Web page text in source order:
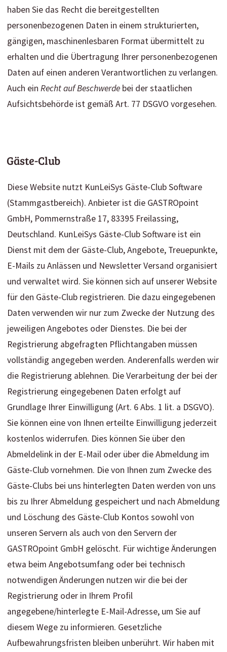
haben Sie das Recht die bereitgestellten
personenbezogenen Daten in einem strukturierten,
gängigen, maschinenlesbaren Format übermittelt zu
erhalten und die Übertragung Ihrer personenbezogenen
Daten auf einen anderen Verantwortlichen zu verlangen.
Auch einRecht auf Beschwerde bei der staatlichen
Aufsichtsbehörde ist gemäß Art. 77 DSGVO vorgesehen.
Gäste-Club
Diese Website nutzt KunLeiSys Gäste-Club Software
(Stammgastbereich). Anbieter ist die GASTROpoint
GmbH, Pommernstraße 17, 83395 Freilassing,
Deutschland. KunLeiSys Gäste-Club Software ist ein
Dienst mit dem der Gäste-Club, Angebote, Treuepunkte,
E-Mails zu Anlässen und Newsletter Versand organisiert
und verwaltet wird. Sie können sich auf unserer Website
für den Gäste-Club registrieren. Die dazu eingegebenen
Daten verwenden wir nur zum Zwecke der Nutzung des
jeweiligen Angebotes oder Dienstes. Die bei der
Registrierung abgefragten Pflichtangaben müssen
vollständig angegeben werden. Anderenfalls werden wir
die Registrierung ablehnen. Die Verarbeitung der bei der
Registrierung eingegebenen Daten erfolgt auf
Grundlage Ihrer Einwilligung (Art. 6 Abs. 1 lit. a DSGVO).
Sie können eine von Ihnen erteilte Einwilligung jederzeit
kostenlos widerrufen. Dies können Sie über den
Abmeldelink in der E-Mail oder über die Abmeldung im
Gäste-Club vornehmen. Die von Ihnen zum Zwecke des
Gäste-Clubs bei uns hinterlegten Daten werden von uns
bis zu Ihrer Abmeldung gespeichert und nach Abmeldung
und Löschung des Gäste-Club Kontos sowohl von
unseren Servern als auch von den Servern der
GASTROpoint GmbH gelöscht. Für wichtige Änderungen
etwa beim Angebotsumfang oder bei technisch
notwendigen Änderungen nutzen wir die bei der
Registrierung oder in Ihrem Profil
angegebene/hinterlegte E-Mail-Adresse, um Sie auf
diesem Wege zu informieren. Gesetzliche
Aufbewahrungsfristen bleiben unberührt. Wir haben mit